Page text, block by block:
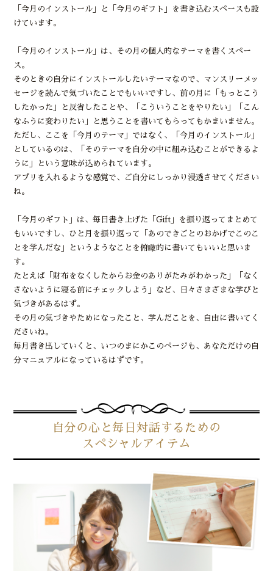
「今月のインストール」と「今月のギフト」を書き込むスペースも設
けています。
「今月のインストール」は、その月の個人的なテーマを書くスペー
ス。
そのときの自分にインストールしたいテーマなので、マンスリーメッ
セージを読んで気づいたことでもいいですし、前の月に「もっとこう
したかった」と反省したことや、「こういうことをやりたい」「こん
なふうに変わりたい」と思うことを書いてもらってもかまいません。
ただし、ここを「今月のテーマ」ではなく、「今月のインストール」
としているのは、「そのテーマを自分の中に組み込むことができるよ
うに」という意味が込められています。
アプリを入れるような感覚で、ご自分にしっかり浸透させてください
ね。
「今月のギフト」は、毎日書き上げた「Gift」を振り返ってまとめて
もいいですし、ひと月を振り返って「あのできごとのおかげでこのこ
とを学んだな」というようなことを俯瞰的に書いてもいいと思いま
す。
たとえば「財布をなくしたからお金のありがたみがわかった」「なく
さないように寝る前にチェックしよう」など、日々さまざまな学びと
気づきがあるはず。
その月の気づきやためになったこと、学んだことを、自由に書いてく
ださいね。
毎月書き出していくと、いつのまにかこのページも、あなただけの自
分マニュアルになっているはずです。
自分の心と毎日対話するための
スペシャルアイテム